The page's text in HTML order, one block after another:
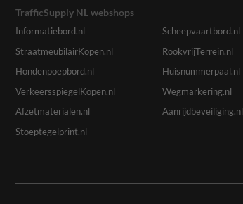
TrafficSupply NL webshops
Informatiebord.nl Scheepvaartbord.nl
StraatmeubilairKopen.nl
RookvrijTerrein.nl
Hondenpoepbord.nl
Huisnummerpaal.nl
VerkeersspiegelKopen.nl
Wegmarkering.nl
Afzetmaterialen.nl
Aanrijdbeveiliging.nl
Stoeptegelprint.nl